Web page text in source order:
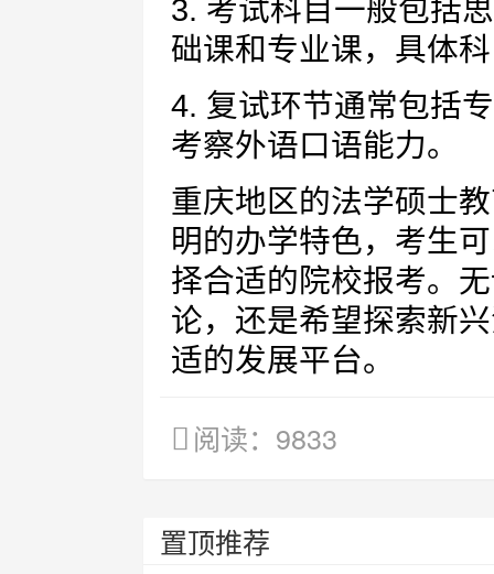
3. 考试科目一般包括
础课和专业课，具体
4. 复试环节通常包括
考察外语口语能力。
重庆地区的法学硕士
明的办学特色，考生
择合适的院校报考。
论，还是希望探索新
适的发展平台。
阅读：9833
置顶推荐